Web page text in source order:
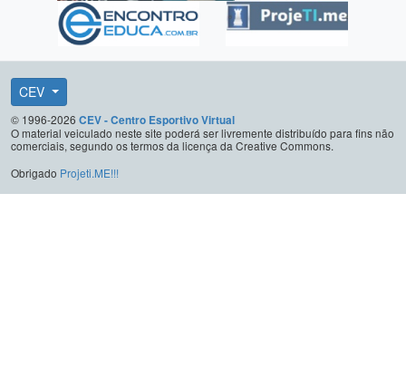
CEV
© 1996-2026 CEV - Centro Esportivo Virtual
O material veiculado neste site poderá ser livremente distribuído para fins não
comerciais, segundo os termos da licença da Creative Commons.
Obrigado Projeti.ME!!!